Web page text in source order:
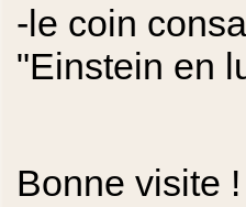
-le coin
"Einstein en
Bonne visite !